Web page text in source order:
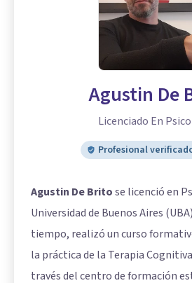
Agustin De
Licenciado En
Profesional
Agustin De Britose licenció en
Universidad de Buenos Aires
tiempo, realizó un curso
la práctica de la Terapia
través del centro de formación